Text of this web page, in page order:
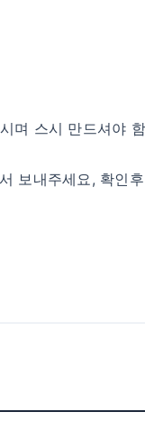
며 스시 만드셔야
보내주세요, 확인